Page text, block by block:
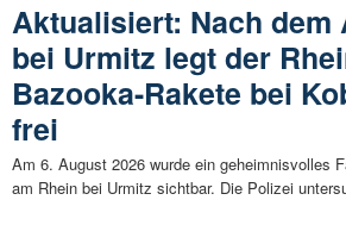
Aktualisiert: Nach dem
bei Urmitz legt der
Bazooka-Rakete bei
frei
Am 6. August 2026 wurde ein geheimnisvolles
am Rhein bei Urmitz sichtbar. Die Polizei